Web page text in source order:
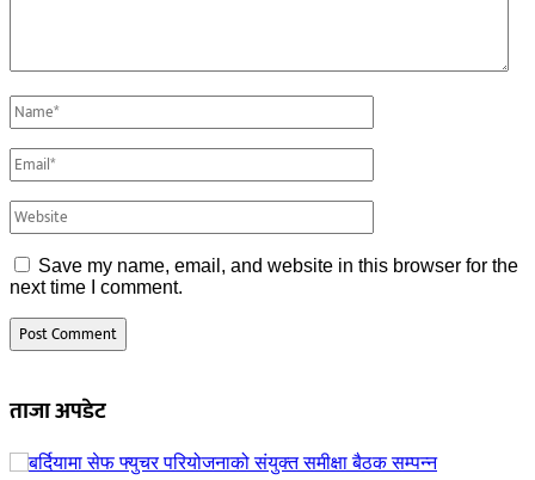
Save my name, email, and website in this browser for the
next time I comment.
ताजा अपडेट